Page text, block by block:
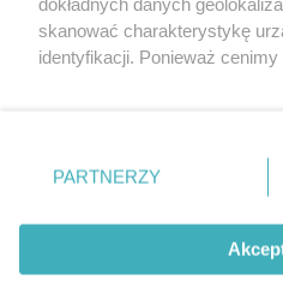
O WITRYNIE
UEFA, a jej treści są
Polityka prywatności
Ta strona korzysta z
skanować charakterystykę
identyfikacji. Ponieważ
prywatności znajdujący się w
. Niektóre rodzaje
zgody użytkownika, ale masz
takiemu przetwarzaniu.
zastosowania tylko na tej
PARTNERZY